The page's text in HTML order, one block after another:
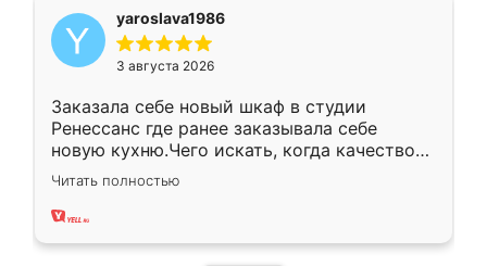
yaroslava1986
3 августа 2026
Заказала себе новый шкаф в студии
Ренессанс где ранее заказывала себе
новую кухню.Чего искать, когда качеством
вполне довольна. Служит кухня уже почти
два года, нареканий нет.
Читать полностью